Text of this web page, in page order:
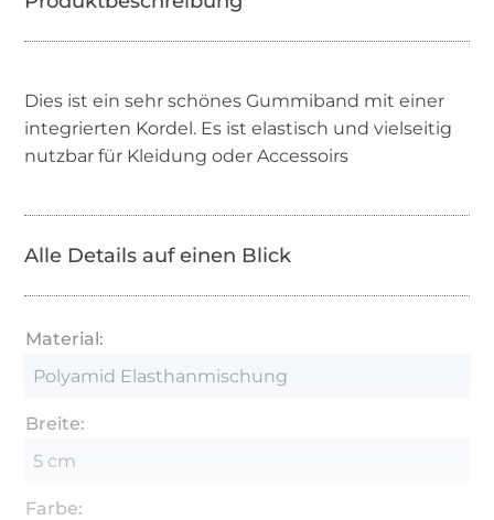
Dies ist ein sehr schönes Gummiband mit einer
integrierten Kordel. Es ist elastisch und vielseitig
nutzbar für Kleidung oder Accessoirs
Alle Details auf einen Blick
Material:
Polyamid Elasthanmischung
Breite:
5 cm
Farbe: